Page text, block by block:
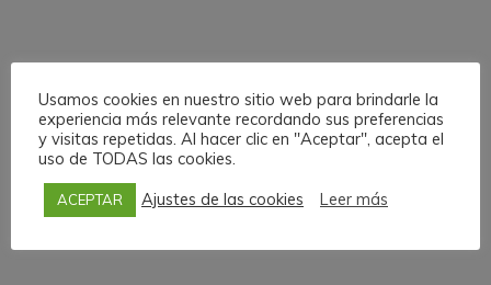
Nombre*
Correo electrónico
Usamos cookies en nuestro sitio web para brindarle la
experiencia más relevante recordando sus preferencias
y visitas repetidas. Al hacer clic en "Aceptar", acepta el
uso de TODAS las cookies.
ACEPTAR Ajustes de las cookies Leer más